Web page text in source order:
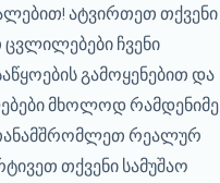
ატვირთეთ თქვენი
ჩვენი
გამოყენებით და
მხოლოდ რამდენიმე
რეალურ
თქვენი სამუშაო